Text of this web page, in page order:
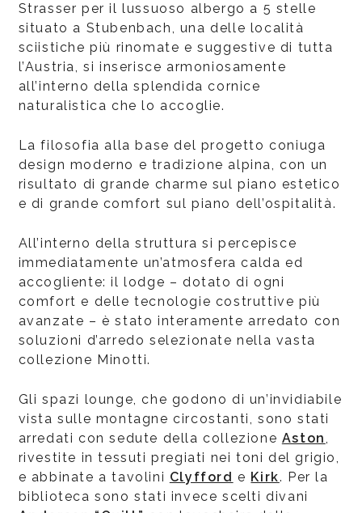
Strasser per il lussuoso albergo a 5 stelle
situato a Stubenbach, una delle località
sciistiche più rinomate e suggestive di tutta
l’Austria, si inserisce armoniosamente
all’interno della splendida cornice
naturalistica che lo accoglie.
La filosofia alla base del progetto coniuga
design moderno e tradizione alpina, con un
risultato di grande charme sul piano estetico
e di grande comfort sul piano dell’ospitalità.
All’interno della struttura si percepisce
immediatamente un’atmosfera calda ed
accogliente: il lodge – dotato di ogni
comfort e delle tecnologie costruttive più
avanzate – è stato interamente arredato con
soluzioni d’arredo selezionate nella vasta
collezione Minotti.
Gli spazi lounge, che godono di un’invidiabile
vista sulle montagne circostanti, sono stati
arredati con sedute della collezione Aston,
rivestite in tessuti pregiati nei toni del grigio,
e abbinate a tavolini Clyfford e Kirk. Per la
biblioteca sono stati invece scelti divani